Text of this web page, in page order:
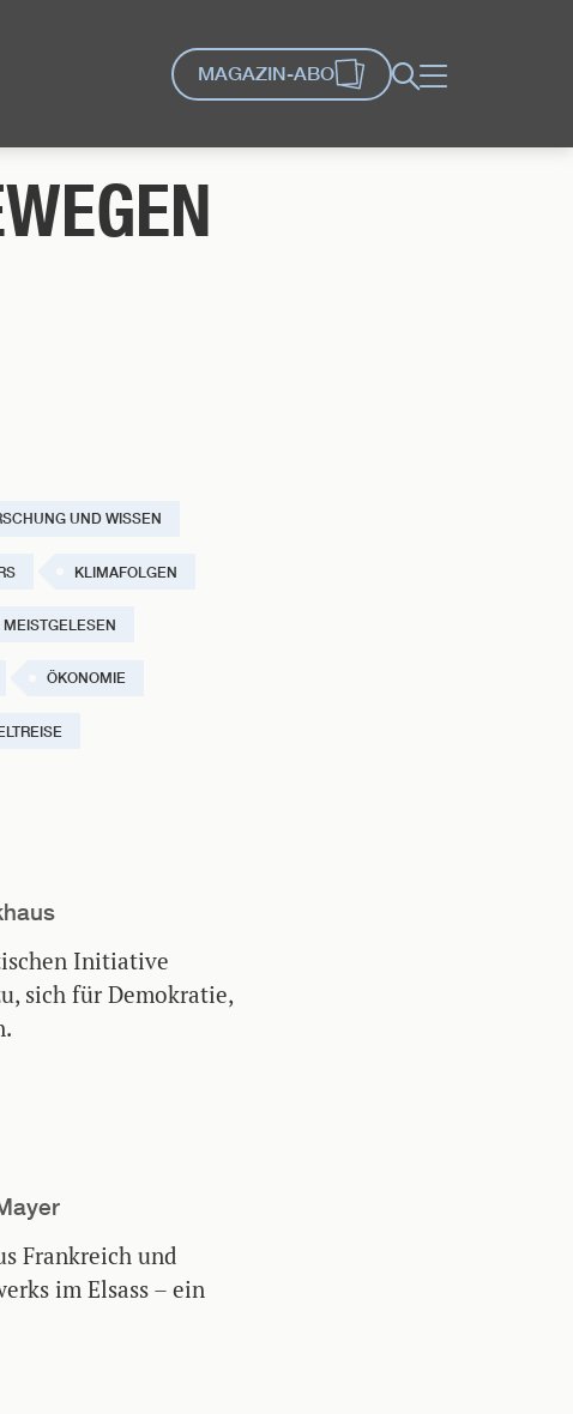
Menü
Suche
MAGAZIN-ABO
UND WISSEN
KLIMAFOLGEN
MEISTGELESEN
ÖKONOMIE
Initiative
sich für Demokratie,
Frankreich und
im Elsass – ein